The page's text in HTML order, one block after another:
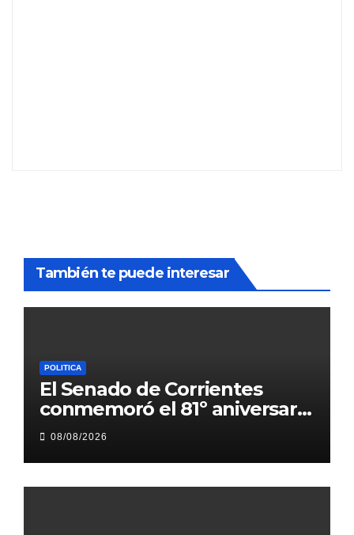
También te puede interesar
POLITICA
El Senado de Corrientes
conmemoró el 81º aniversario
del bombardeo de Hiroshima
con un mensaje de paz
08/08/2026